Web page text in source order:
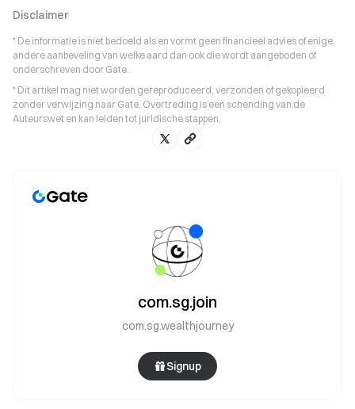
Disclaimer
* De informatie is niet bedoeld als en vormt geen financieel advies of enige
andere aanbeveling van welke aard dan ook die wordt aangeboden of
onderschreven door Gate.
* Dit artikel mag niet worden gereproduceerd, verzonden of gekopieerd
zonder verwijzing naar Gate. Overtreding is een schending van de
Auteurswet en kan leiden tot juridische stappen.
com.sg.join
com.sg.wealthjourney
Signup